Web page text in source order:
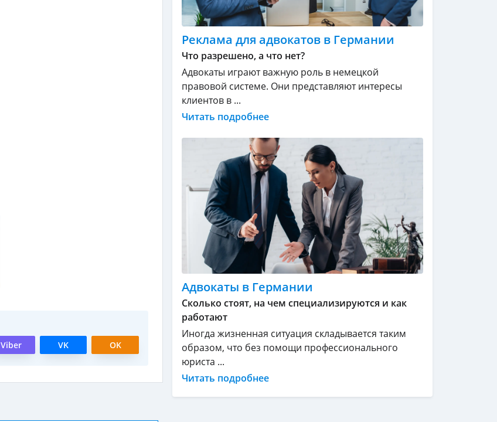
Viber VK OK
Реклама для адвокатов в Германии
Что разрешено, а что нет?
Адвокаты играют важную роль в немецкой
правовой системе. Они представляют интересы
клиентов в ...
Читать подробнее
Адвокаты в Германии
Сколько стоят, на чем специализируются и как
работают
Иногда жизненная ситуация складывается таким
образом, что без помощи профессионального
юриста ...
Читать подробнее